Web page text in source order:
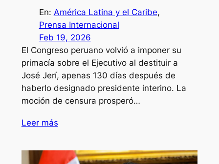
En: América Latina y el Caribe
Prensa Internacional
Feb 19, 2026
El Congreso peruano volvió a imponer su
primacía sobre el Ejecutivo al destituir a
José Jerí, apenas 130 días después de
haberlo designado presidente interino. La
moción de censura prosperó…
Leer más